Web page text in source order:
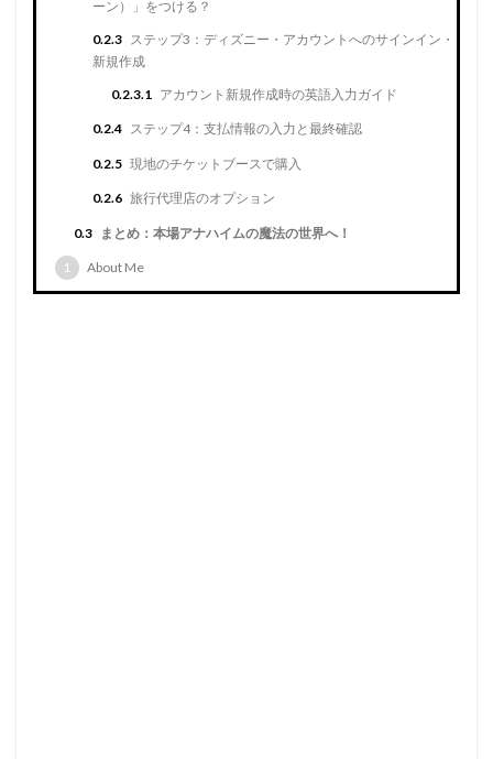
ーン）」をつける？
0.2.3 ステップ3：ディズニー・アカウントへのサインイン・
新規作成
0.2.3.1
アカウント新規作成時の英語入力ガイド
0.2.4 ステップ4：支払情報の入力と最終確認
0.2.5 現地のチケットブースで購入
0.2.6 旅行代理店のオプション
0.3 まとめ：本場アナハイムの魔法の世界へ！
1 About Me